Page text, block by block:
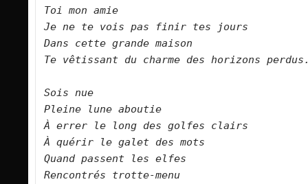
Toi mon amie
Je ne te vois pas finir tes jours
Dans cette grande maison
Te vêtissant du charme des horizons
Sois nue
Pleine lune aboutie
À errer le long des golfes clairs
À quérir le galet des mots
Quand passent les elfes
Rencontrés trotte-menu